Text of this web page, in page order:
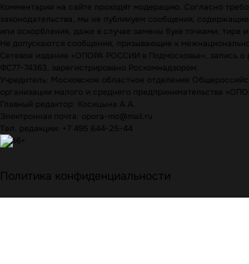
Комментарии на сайте проходят модерацию. Согласно
законодательства, мы не публикуем сообщения,
или оскорбления, даже в случае замены букв точками,
Не допускаются сообщения, призывающие к
Сетевое издание «ОПОРА РОССИИ в Подмосковье», запись о
ФС77-74363, зарегистрировано Роскомнадзором.
Учредитель: Московское областное отделение
организации малого и среднего предпринимательства
Главный редактор: Косицына А.А.
Электронная почта: opora-mo@mail.ru
Тел. редакции: +7 495 644-25-44
Политика конфиденциальности